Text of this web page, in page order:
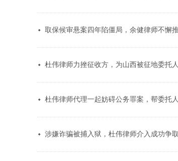
取保候审悬案四年陷僵局，余健律师不懈
杜伟律师力挫征收方，为山西被征地委托
杜伟律师代理一起妨碍公务罪案，帮委托
涉嫌诈骗被捕入狱，杜伟律师介入成功争